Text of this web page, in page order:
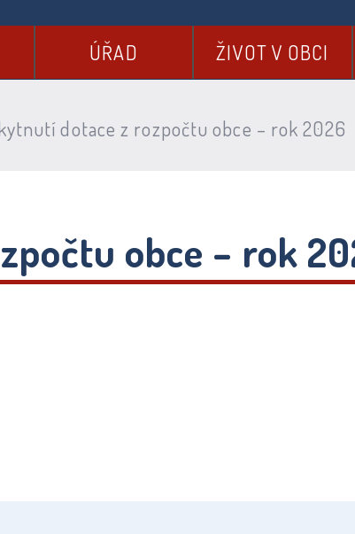
ÚŘAD ŽIVOT V OBCI
dotace z rozpočtu obce – rok 2026
obce – rok